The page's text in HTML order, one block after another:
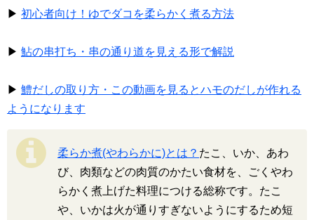
▶ 初心者向け！ゆでダコを柔らかく煮る方法
▶ 鮎の串打ち・串の通り道を見える形で解説
▶ 鱧だしの取り方・この動画を見るとハモのだしが作れる
ようになります
柔らか煮(やわらかに)とは？ たこ、いか、あわ
び、肉類などの肉質のかたい食材を、ごくやわ
らかく煮上げた料理につける総称です。たこ
や、いかは火が通りすぎないようにするため短